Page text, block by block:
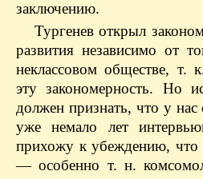
заключению.
Тургенев открыл
развития независимо от
неклассовом обществе, т.
эту закономерность. Но
должен признать, что у
уже немало лет
прихожу к убеждению, что
— особенно т. н.